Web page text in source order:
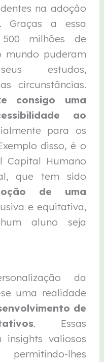
na adoção
Graças a essa
milhões de
mundo puderam
estudos,
circunstâncias.
consigo uma
ao
para os
disso, é o
Capital Humano
que tem sido
de uma
e equitativa,
aluno seja
da
uma realidade
de
. Essas
insights valiosos
lhes